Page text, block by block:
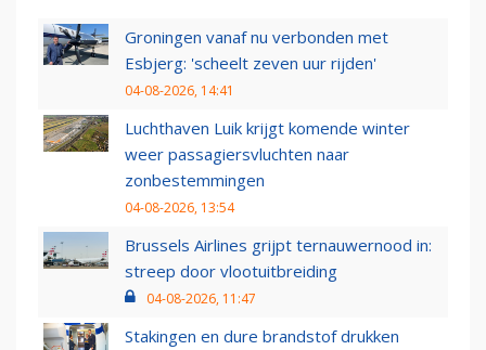
Groningen vanaf nu verbonden met
Esbjerg: 'scheelt zeven uur rijden'
04-08-2026, 14:41
Luchthaven Luik krijgt komende winter
weer passagiersvluchten naar
zonbestemmingen
04-08-2026, 13:54
Brussels Airlines grijpt ternauwernood in:
streep door vlootuitbreiding
04-08-2026, 11:47
Stakingen en dure brandstof drukken